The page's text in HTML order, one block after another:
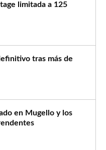
limitada a 125
tras más de
en Mugello y los